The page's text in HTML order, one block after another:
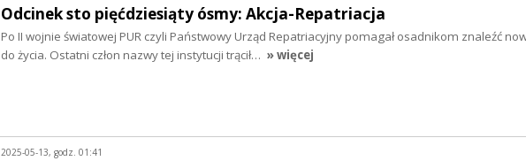
Odcinek sto pięćdziesiąty ósmy: Akcja-Repatriacja
Po II wojnie światowej PUR czyli Państwowy Urząd Repatriacyjny pomagał osadnikom znaleźć
do życia. Ostatni człon nazwy tej instytucji trącił… » więcej
2025-05-13, godz. 01:41